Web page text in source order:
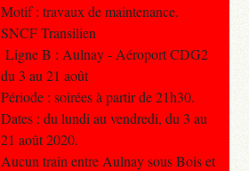
Motif : travaux de maintenance.
SNCF Transilien
Ligne B : Aulnay - Aéroport CDG2
du 3 au 21 août
Période : soirées à partir de 21h30.
Dates : du lundi au vendredi, du 3 au
21 août 2020.
Aucun train entre Aulnay sous Bois et